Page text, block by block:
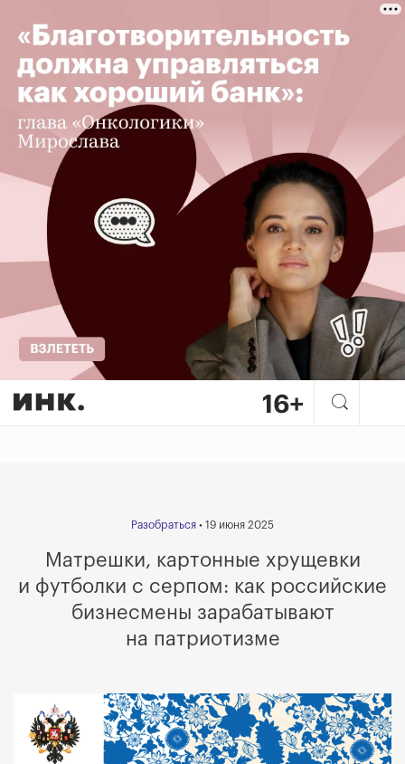
Матрешки, картонные
Разобраться • 19 июня 2025
Матрешки, картонные хрущевки
и футболки с серпом: как российские
бизнесмены зарабатывают
на патриотизме